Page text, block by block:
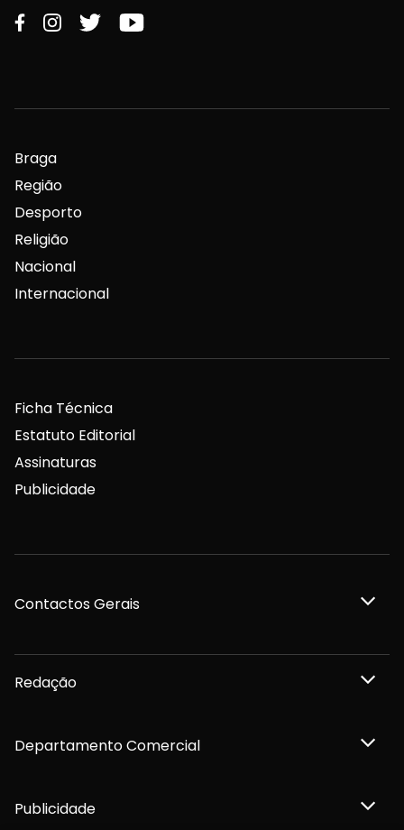
Braga
Região
Desporto
Religião
Nacional
Internacional
Ficha Técnica
Estatuto Editorial
Assinaturas
Publicidade
Contactos Gerais
Redação
Departamento Comercial
Publicidade